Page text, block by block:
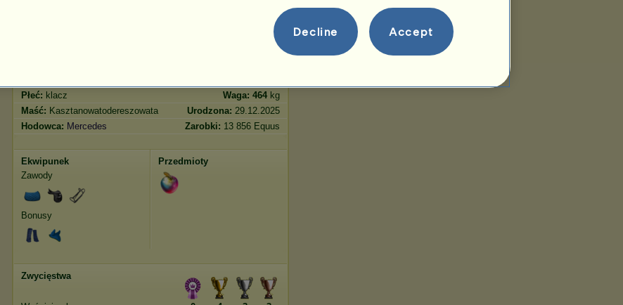
Płeć: klacz Waga: 464 kg
Maść: Kasztanowatodereszowata Urodzona: 29.12.2025
Hodowca: Mercedes Zarobki: 13 856 Equus
Ekwipunek
Zawody
Bonusy
Przedmioty
Zwycięstwa
Decline Accept